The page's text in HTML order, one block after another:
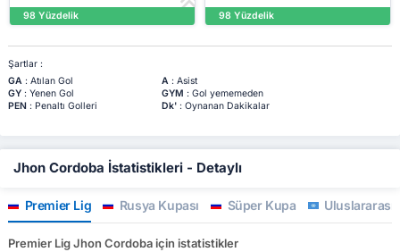
98 Yüzdelik
98 Yüzdelik
Şartlar :
GA: Atılan Gol A: Asist
GY: Yenen Gol GYM : Gol yememeden
PEN: Penaltı Golleri Dk': Oynanan Dakikalar
Jhon Cordoba İstatistikleri - Detaylı
Premier Lig Rusya Kupası Süper Kupa Uluslararası
Premier Lig Jhon Cordoba için istatistikler